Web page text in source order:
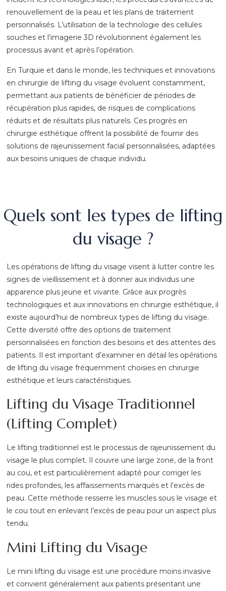
renouvellement de la peau et les plans de traitement
personnalisés. L’utilisation de la technologie des cellules
souches et l’imagerie 3D révolutionnent également les
processus avant et après l’opération.
En Turquie et dans le monde, les techniques et innovations
en chirurgie de lifting du visage évoluent constamment,
permettant aux patients de bénéficier de périodes de
récupération plus rapides, de risques de complications
réduits et de résultats plus naturels. Ces progrès en
chirurgie esthétique offrent la possibilité de fournir des
solutions de rajeunissement facial personnalisées, adaptées
aux besoins uniques de chaque individu.
Quels sont les types de lifting
du visage ?
Les opérations de lifting du visage visent à lutter contre les
signes de vieillissement et à donner aux individus une
apparence plus jeune et vivante. Grâce aux progrès
technologiques et aux innovations en chirurgie esthétique, il
existe aujourd’hui de nombreux types de lifting du visage.
Cette diversité offre des options de traitement
personnalisées en fonction des besoins et des attentes des
patients. Il est important d’examiner en détail les opérations
de lifting du visage fréquemment choisies en chirurgie
esthétique et leurs caractéristiques.
Lifting du Visage Traditionnel
(Lifting Complet)
Le lifting traditionnel est le processus de rajeunissement du
visage le plus complet. Il couvre une large zone, de la front
au cou, et est particulièrement adapté pour corriger les
rides profondes, les affaissements marqués et l’excès de
peau. Cette méthode resserre les muscles sous le visage et
le cou tout en enlevant l’excès de peau pour un aspect plus
tendu.
Mini Lifting du Visage
Le mini lifting du visage est une procédure moins invasive
et convient généralement aux patients présentant une